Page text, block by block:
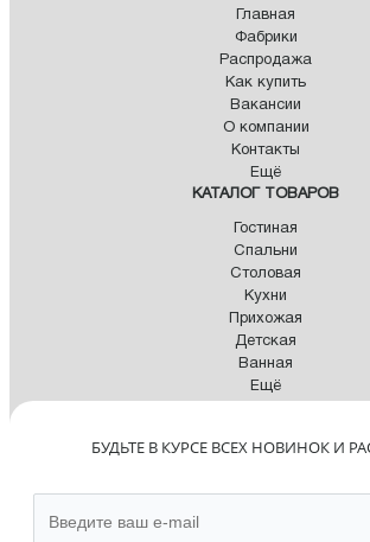
Главная
Фабрики
Распродажа
Как купить
Вакансии
О компании
Контакты
Ещё
КАТАЛОГ ТОВАРОВ
Гостиная
Спальни
Столовая
Кухни
Прихожая
Детская
Ванная
Ещё
БУДЬТЕ В КУРСЕ ВСЕХ НОВИНОК И